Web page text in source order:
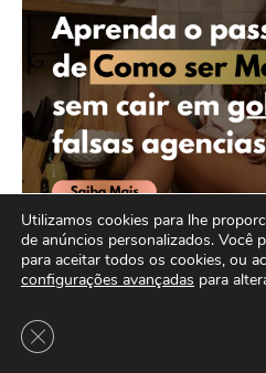
Utilizamos cookies para lhe
de anúncios personalizados. Você
para aceitar todos os cookies, ou
configurações avançadas para
Close GDPR Cookie Banner